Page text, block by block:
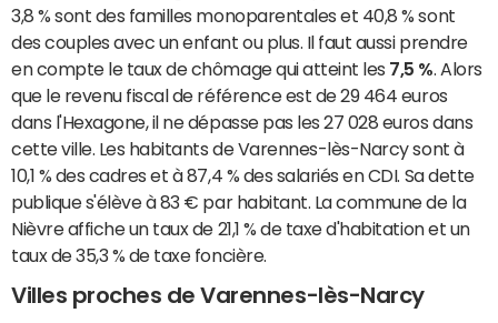
3,8 % sont des familles monoparentales et 40,8 % sont
des couples avec un enfant ou plus. Il faut aussi prendre
en compte le taux de chômage qui atteint les 7,5 % . Alors
que le revenu fiscal de référence est de 29 464 euros
dans l'Hexagone, il ne dépasse pas les 27 028 euros dans
cette ville. Les habitants de Varennes-lès-Narcy sont à
10,1 % des cadres et à 87,4 % des salariés en CDI. Sa dette
publique s'élève à 83 € par habitant. La commune de la
Nièvre affiche un taux de 21,1 % de taxe d'habitation et un
taux de 35,3 % de taxe foncière.
Villes proches de Varennes-lès-Narcy